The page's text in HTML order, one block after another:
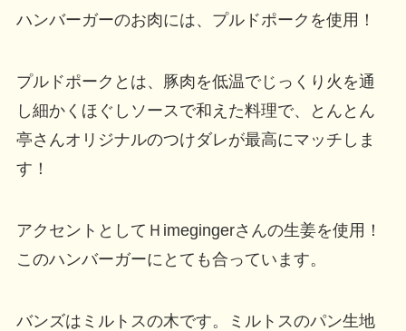
ハンバーガーのお肉には、プルドポークを使用！
プルドポークとは、豚肉を低温でじっくり火を通
し細かくほぐしソースで和えた料理で、とんとん
亭さんオリジナルのつけダレが最高にマッチしま
す！
アクセントとしてＨimegingerさんの生姜を使用！
このハンバーガーにとても合っています。
バンズはミルトスの木です。ミルトスのパン生地